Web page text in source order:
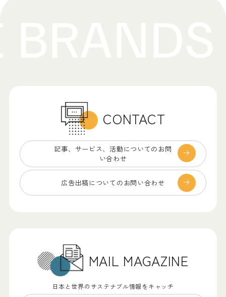
CONTACT
記事、サービス、 活動についてのお問
い合わせ
広告出稿についての お問い合わせ
MAIL MAGAZINE
日本と世界のサステナブル情報をキャッチ